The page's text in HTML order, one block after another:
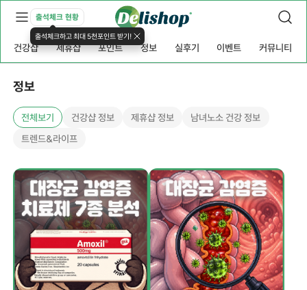
출석체크 현황
출석체크하고 최대 5천포인트 받기!
건강샵 제휴샵 포인트 정보 실후기 이벤트 커뮤니티
정보
전체보기 건강샵 정보 제휴샵 정보
남녀노소 건강 정보
트렌드&라이프